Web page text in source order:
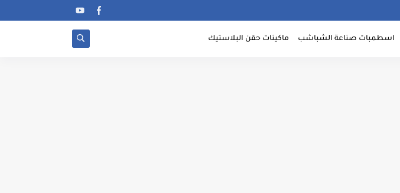
اسطمبات صناعة الشباشب ماكينات حقن البلاستيك